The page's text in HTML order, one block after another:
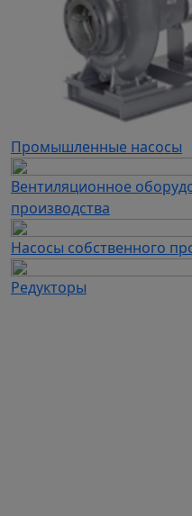
Промышленные насосы
Вентиляционное
производства
Насосы собственного
Редукторы